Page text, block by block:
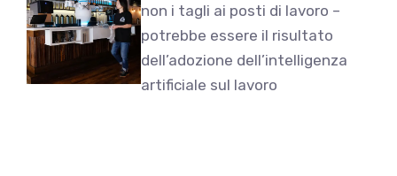
non i tagli ai posti di lavoro –
potrebbe essere il risultato
dell’adozione dell’intelligenza
artificiale sul lavoro